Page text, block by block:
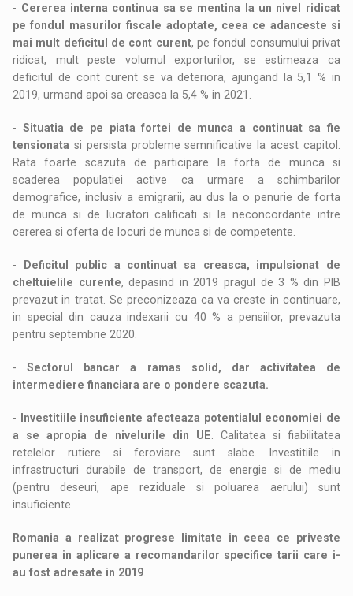
- Cererea interna continua sa se mentina la un nivel ridicat
pe fondul masurilor fiscale adoptate, ceea ce adanceste si
mai mult deficitul de cont curent, pe fondul consumului privat
ridicat, mult peste volumul exporturilor, se estimeaza ca
deficitul de cont curent se va deteriora, ajungand la 5,1 % in
2019, urmand apoi sa creasca la 5,4 % in 2021.
- Situatia de pe piata fortei de munca a continuat sa fie
tensionata si persista probleme semnificative la acest capitol.
Rata foarte scazuta de participare la forta de munca si
scaderea populatiei active ca urmare a schimbarilor
demografice, inclusiv a emigrarii, au dus la o penurie de forta
de munca si de lucratori calificati si la neconcordante intre
cererea si oferta de locuri de munca si de competente.
-
Deficitul public a continuat sa creasca, impulsionat de
cheltuielile curente, depasind in 2019 pragul de 3 % din PIB
prevazut in tratat. Se preconizeaza ca va creste in continuare,
in special din cauza indexarii cu 40 % a pensiilor, prevazuta
pentru septembrie 2020.
-Sectorul bancar a ramas solid, dar activitatea de
intermediere financiara are o pondere scazuta.
-
Investitiile insuficiente afecteaza potentialul economiei de
a se apropia de nivelurile din UE . Calitatea si fiabilitatea
retelelor rutiere si feroviare sunt slabe. Investitiile in
infrastructuri durabile de transport, de energie si de mediu
(pentru deseuri, ape reziduale si poluarea aerului) sunt
insuficiente.
Romania a realizat progrese limitate in ceea ce priveste
punerea in aplicare a recomandarilor specifice tarii care i-
au fost adresate in 2019